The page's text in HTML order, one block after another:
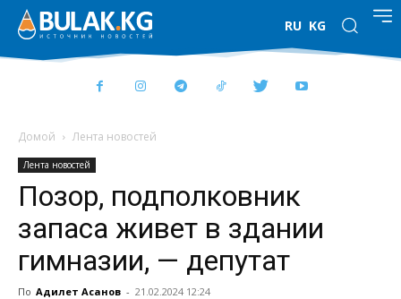
RU KG
Домой Лента новостей
Лента новостей
Позор, подполковник
запаса живет в здании
гимназии, — депутат
По Адилет Асанов - 21.02.2024 12:24